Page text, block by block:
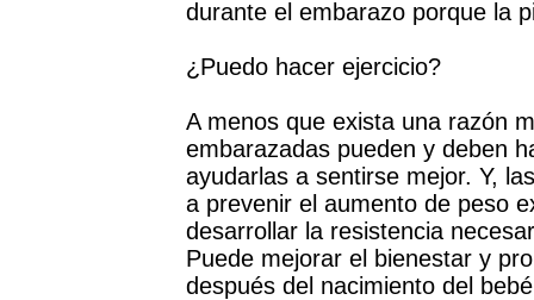
durante el embarazo porque la
¿Puedo hacer ejercicio?
A menos que exista una razón
embarazadas pueden y deben
ayudarlas a sentirse mejor. Y,
a prevenir el aumento de peso
desarrollar la resistencia
Puede mejorar el bienestar y
después del nacimiento del